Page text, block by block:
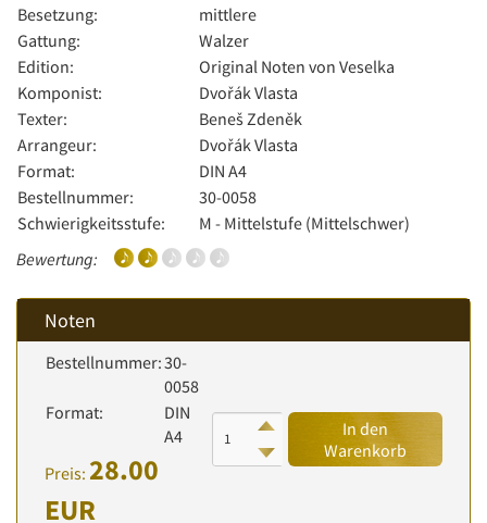
Besetzung:
mittlere
Gattung:
Walzer
Edition:
Original Noten von Veselka
Komponist:
Dvořák Vlasta
Texter:
Beneš Zdeněk
Arrangeur:
Dvořák Vlasta
Format:
DIN A4
Bestellnummer:
30-0058
Schwierigkeitsstufe:
M - Mittelstufe (Mittelschwer)
Bewertung:
Noten
Bestellnummer:30-
0058
Format:
DIN
A4
Preis: 28.00
EUR
In den
Warenkorb